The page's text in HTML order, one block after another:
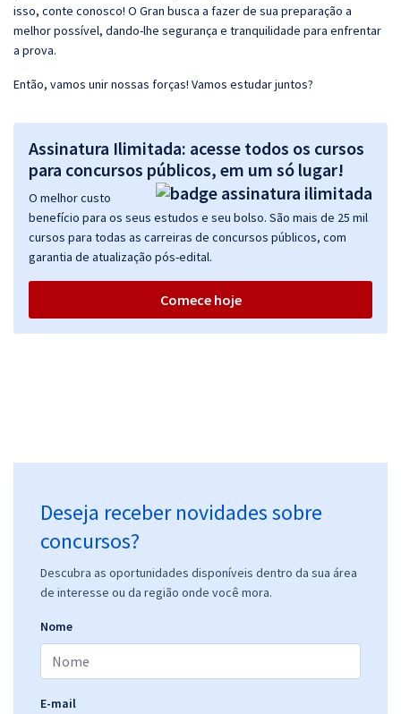
isso, conte conosco! O Gran busca a fazer de sua preparação a
melhor possível, dando-lhe segurança e tranquilidade para enfrentar
a prova.
Então, vamos unir nossas forças! Vamos estudar juntos?
Assinatura Ilimitada: acesse todos os cursos
para concursos públicos, em um só lugar!
O melhor custo
benefício para os seus estudos e seu bolso. São mais de 25 mil
cursos para todas as carreiras de concursos públicos, com
garantia de atualização pós-edital.
Comece hoje
Deseja receber novidades sobre
concursos?
Descubra as oportunidades disponíveis dentro da sua área
de interesse ou da região onde você mora.
Nome
E-mail